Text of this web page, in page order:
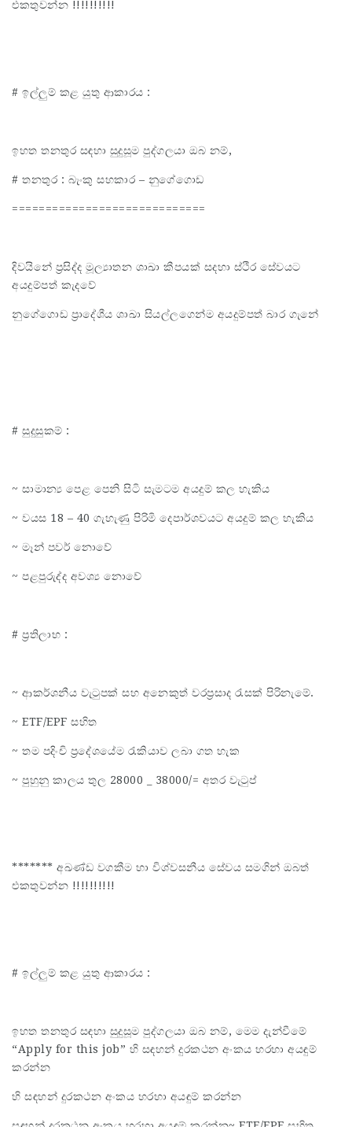
එකතුවන්න !!!!!!!!!!
# ඉල්ලුම් කළ යුතු ආකාරය :
ඉහත තනතුර සඳහා සුදුසූම පුද්ගලයා ඔබ නම්,
# තනතුර : බැංකු සහකාර – නුගේගොඩ
=============================
දිවයිනේ ප්‍රසිද්ද මූල්‍යාතන ශාඛා කීපයක් සදහා ස්ථිර සේවයට
අයදුම්පත් කැදවේ
නුගේගොඩ ප්‍රාදේශීය ශාඛා සියල්ලගෙන්ම අයදුම්පත් බාර ගැනේ
# සුදුසුකම් :
~ සාමාන්‍ය පෙළ පෙනි සිටි සැමටම අයදුම් කල හැකිය
~ වයස 18 – 40 ගැහැණු පිරිමි දෙපාර්ශවයට අයදුම් කල හැකිය
~ මෑන් පවර් නොවේ
~ පළපුරුද්ද අවශ්‍ය නොවේ
# ප්‍රතිලාභ :
~ ආකර්ශනීය වැටුපක් සහ අනෙකුත් වරප්‍රසාද රැසක් පිරිනැමේ.
~ ETF/EPF සහිත
~ තම පදිංචි ප්‍රදේශයේම රැකියාව ලබා ගත හැක
~ පුහුනු කාලය තුල 28000 _ 38000/= අතර වැටුප්
******* අඛණ්ඩ වගකීම හා විශ්වසනීය සේවය සමගින් ඔබත්
එකතුවන්න !!!!!!!!!!
# ඉල්ලුම් කළ යුතු ආකාරය :
ඉහත තනතුර සඳහා සුදුසූම පුද්ගලයා ඔබ නම්, මෙම දැන්වීමේ
“Apply for this job” හි සඳහන් දුරකථන අංකය හරහා අයඳුම්
කරන්න
හි සඳහන් දුරකථන අංකය හරහා අයඳුම් කරන්න